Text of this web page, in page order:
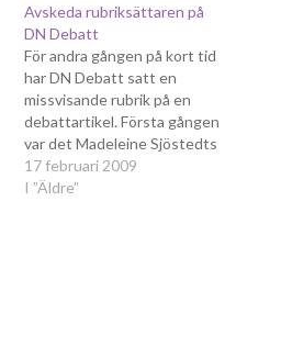
Avskeda rubriksättaren på
DN Debatt
För andra gången på kort tid
har DN Debatt satt en
missvisande rubrik på en
debattartikel. Första gången
var det Madeleine Sjöstedts
förslag om att slå ihop
administrationen och
17 februari 2009
I ”Äldre”